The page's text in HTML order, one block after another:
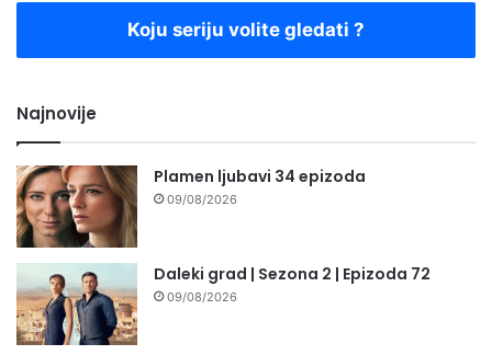
Koju seriju volite gledati ?
Najnovije
Plamen ljubavi 34 epizoda
09/08/2026
Daleki grad | Sezona 2 | Epizoda 72
09/08/2026